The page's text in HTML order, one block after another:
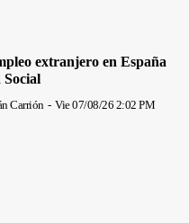
extranjero en España
Social
Carrión - Vie 07/08/26 2:02 PM